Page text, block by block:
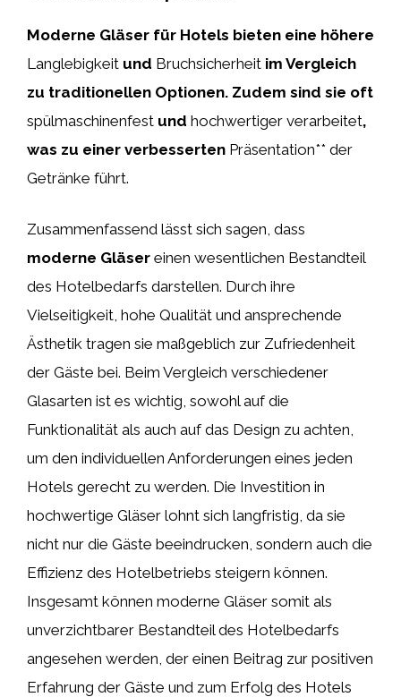
Moderne Gläser für Hotels bieten eine höhere
Langlebigkeit und Bruchsicherheit im Vergleich
zu traditionellen Optionen. Zudem sind sie oft
spülmaschinenfest und hochwertiger verarbeitet,
was zu einer verbesserten Präsentation** der
Getränke führt.
Zusammenfassend lässt sich sagen, dass
moderne Gläser einen wesentlichen Bestandteil
des Hotelbedarfs darstellen. Durch ihre
Vielseitigkeit, hohe Qualität und ansprechende
Ästhetik tragen sie maßgeblich zur Zufriedenheit
der Gäste bei. Beim Vergleich verschiedener
Glasarten ist es wichtig, sowohl auf die
Funktionalität als auch auf das Design zu achten,
um den individuellen Anforderungen eines jeden
Hotels gerecht zu werden. Die Investition in
hochwertige Gläser lohnt sich langfristig, da sie
nicht nur die Gäste beeindrucken, sondern auch die
Effizienz des Hotelbetriebs steigern können.
Insgesamt können moderne Gläser somit als
unverzichtbarer Bestandteil des Hotelbedarfs
angesehen werden, der einen Beitrag zur positiven
Erfahrung der Gäste und zum Erfolg des Hotels